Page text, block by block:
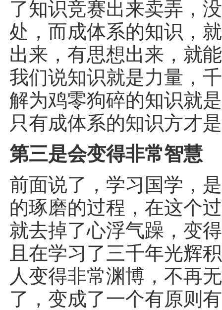
了知识竞赛出来卖弄，
处，而成体系的知识，
出来，有思想出来，就
我们说知识就是力量，
解为鸡零狗碎的知识就
只有成体系的知识方才
第三是会变得非常智慧
前面说了，学习国学，
的琢磨的过程，在这个
就去掉了心浮气躁，变
且在学习了三千年光辉
人变得非常渊博，不再
了，变成了一个有原则